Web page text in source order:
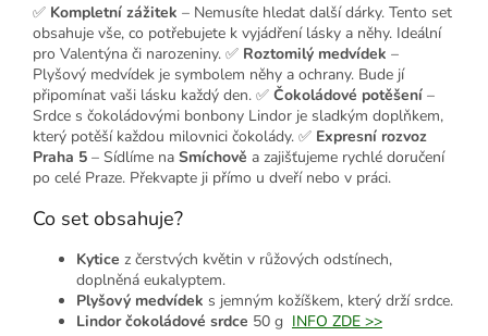
✅ Kompletní zážitek – Nemusíte hledat další dárky. Tento set
obsahuje vše, co potřebujete k vyjádření lásky a něhy. Ideální
pro Valentýna či narozeniny. ✅ Roztomilý medvídek –
Plyšový medvídek je symbolem něhy a ochrany. Bude jí
připomínat vaši lásku každý den. ✅ Čokoládové potěšení –
Srdce s čokoládovými bonbony Lindor je sladkým doplňkem,
který potěší každou milovnici čokolády. ✅ Expresní rozvoz
Praha 5 – Sídlíme na Smíchově a zajišťujeme rychlé doručení
po celé Praze. Překvapte ji přímo u dveří nebo v práci.
Co set obsahuje?
Kytice z čerstvých květin v růžových odstínech,
doplněná eukalyptem.
Plyšový medvídek s jemným kožíškem, který drží srdce.
Lindor čokoládové srdce 50 g INFO ZDE >>